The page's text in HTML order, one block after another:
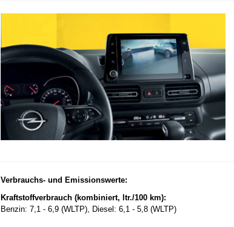
Verbrauchs- und Emissionswerte:
Kraftstoffverbrauch (kombiniert, ltr./100 km):
Benzin: 7,1 - 6,9 (WLTP), Diesel: 6,1 - 5,8 (WLTP)